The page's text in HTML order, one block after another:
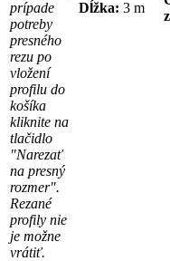
prípade
potreby
presného
rezu po
vložení
profilu do
košíka
kliknite na
tlačidlo
"Narezať
na presný
rozmer".
Rezané
profily nie
je možne
vrátiť.
Dĺžka: 3 m